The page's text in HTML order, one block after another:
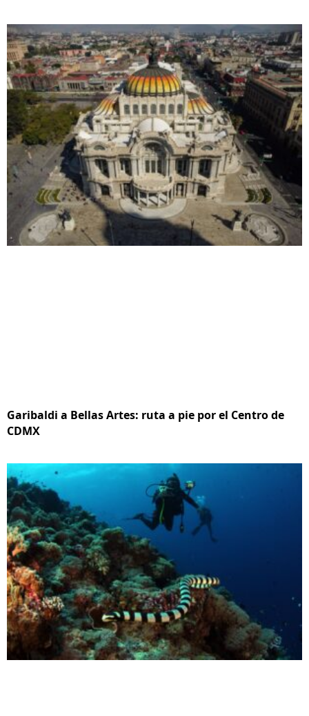
Garibaldi a Bellas Artes: ruta a pie por el Centro de
CDMX